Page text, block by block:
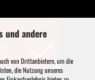
und andere
von Drittanbietern, um die
die Nutzung unseres